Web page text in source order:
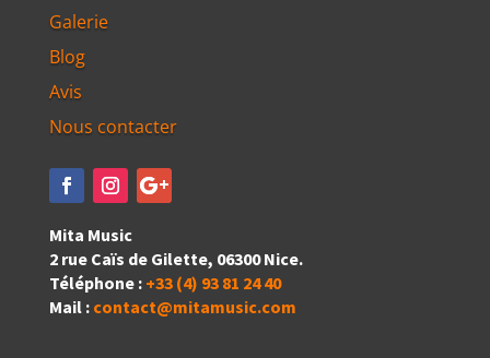
Galerie
Blog
Avis
Nous contacter
Mita Music
2 rue Caïs de Gilette, 06300 Nice.
Téléphone : +33 (4) 93 81 24 40
Mail : contact@mitamusic.com